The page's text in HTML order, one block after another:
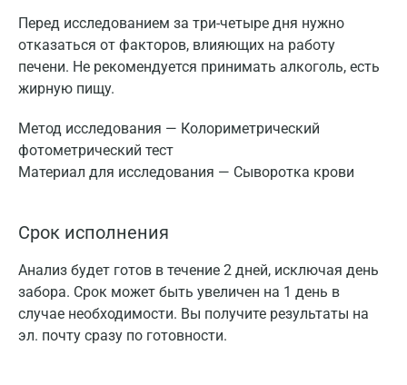
Перед исследованием за три-четыре дня нужно
отказаться от факторов, влияющих на работу
печени. Не рекомендуется принимать алкоголь, есть
жирную пищу.
Метод исследования — Колориметрический
фотометрический тест
Материал для исследования — Сыворотка крови
Срок исполнения
Анализ будет готов в течение 2 дней, исключая день
забора. Срок может быть увеличен на 1 день в
случае необходимости. Вы получите результаты на
эл. почту сразу по готовности.